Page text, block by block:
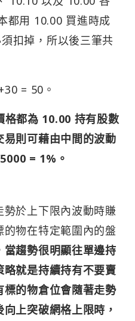
都用 10.00 買進時成
扣掉，所以後三筆共
= 50。
都為 10.00 持有股數
則可藉由中間的波動
= 1%。
於上下限內波動時賺
物在特定範圍內的盤
趨勢很明顯往單邊持
就是持續持有不要賣
的物倉位會隨著走勢
上突破網格上限時，